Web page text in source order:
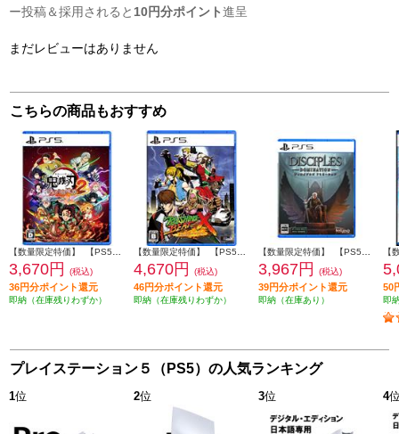
ー投稿＆採用されると 10円分ポイント進呈
まだレビューはありません
こちらの商品もおすすめ
【数量限定特価】 【PS5】 鬼滅の刃 ヒノカミ血風譚2 通常版（特典：みにきゃらイラスト マルチケース[4種セット]付き）
3,670円 (税込)
36円分ポイント還元
即納（在庫残りわずか）
【数量限定特価】 【PS5】 RUSHING BEAT X (ラッシングビートエックス): Return Of Brawl Brothers 数量限定版
4,670円 (税込)
46円分ポイント還元
即納（在庫残りわずか）
【数量限定特価】 【PS5】 ディサイプルズ ドミネーション デラックスエディション
3,967円 (税込)
39円分ポイント還元
即納（在庫あり）
50
即
プレイステーション５（PS5）の人気ランキング
1位 2位 3位 4